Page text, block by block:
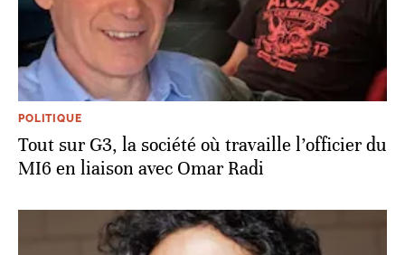
POLITIQUE
Tout sur G3, la société où travaille l’officier du
MI6 en liaison avec Omar Radi